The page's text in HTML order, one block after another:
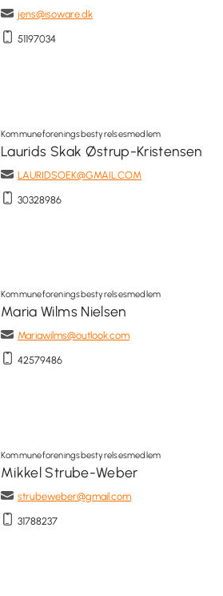
jens@isoware.dk
51197034
Kommuneforeningsbestyrelsesmedlem
Laurids Skak Østrup-Kristensen
LAURIDSOEK@GMAIL.COM
30328986
Kommuneforeningsbestyrelsesmedlem
Maria Wilms Nielsen
Mariawilms@outlook.com
42579486
Kommuneforeningsbestyrelsesmedlem
Mikkel Strube-Weber
strubeweber@gmail.com
31788237